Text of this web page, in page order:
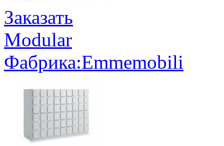
Заказать
Modular
Фабрика:Emmemobili